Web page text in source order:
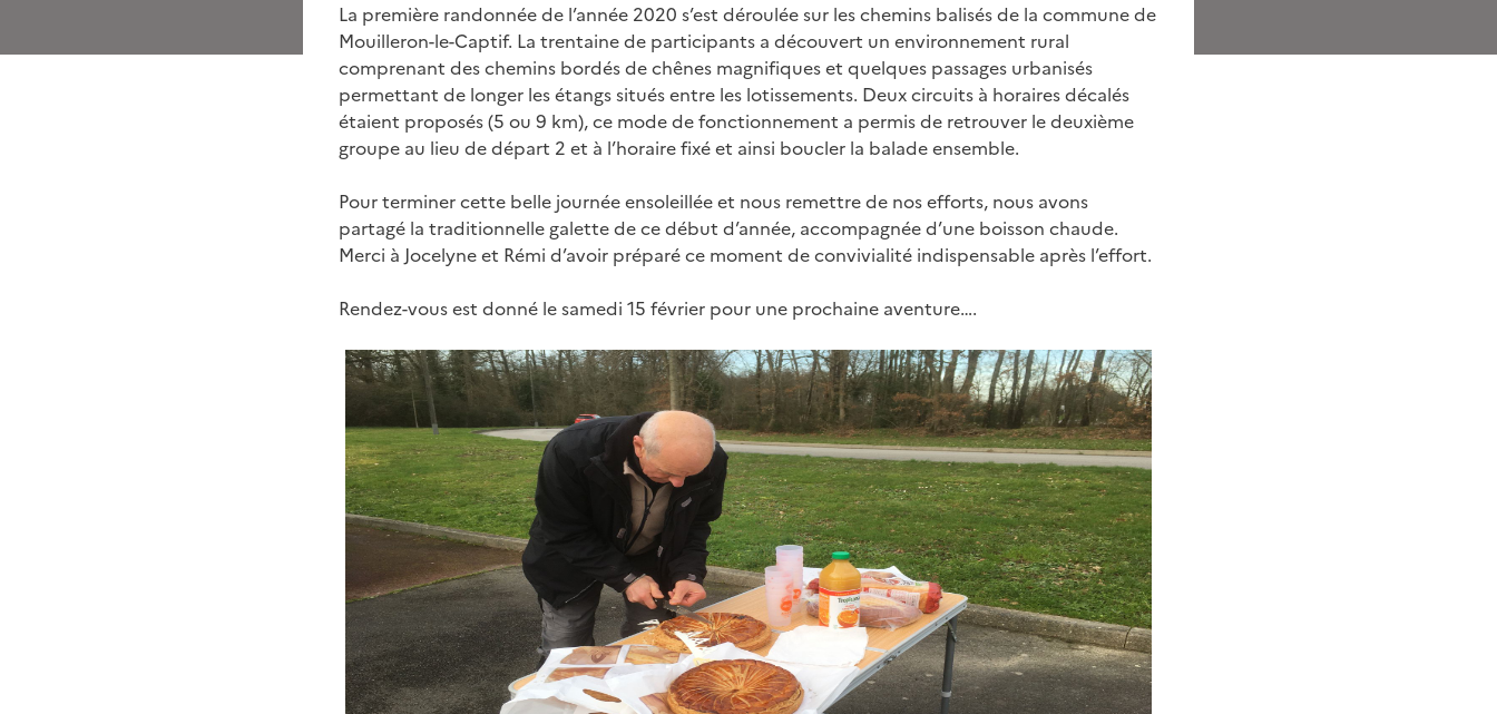
La première randonnée de l’année 2020 s’est déroulée sur les chemins balisés de la commune de
Mouilleron-le-Captif. La trentaine de participants a découvert un environnement rural
comprenant des chemins bordés de chênes magnifiques et quelques passages urbanisés
permettant de longer les étangs situés entre les lotissements. Deux circuits à horaires décalés
étaient proposés (5 ou 9 km), ce mode de fonctionnement a permis de retrouver le deuxième
groupe au lieu de départ 2 et à l’horaire fixé et ainsi boucler la balade ensemble.
Pour terminer cette belle journée ensoleillée et nous remettre de nos efforts, nous avons
partagé la traditionnelle galette de ce début d’année, accompagnée d’une boisson chaude.
Merci à Jocelyne et Rémi d’avoir préparé ce moment de convivialité indispensable après l’effort.
Rendez-vous est donné le samedi 15 février pour une prochaine aventure….